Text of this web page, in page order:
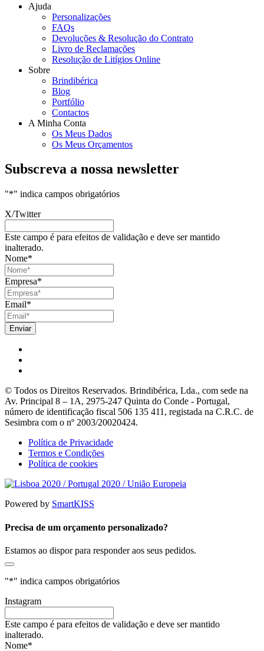
Ajuda
Personalizações
FAQs
Devoluções & Resolução do Contrato
Livro de Reclamações
Resolução de Litígios Online
Sobre
Brindibérica
Blog
Portfólio
Contactos
A Minha Conta
Os Meus Dados
Os Meus Orçamentos
Subscreva a nossa newsletter
"*" indica campos obrigatórios
X/Twitter
Este campo é para efeitos de validação e deve ser mantido
inalterado.
Nome*
Empresa*
Email*
© Todos os Direitos Reservados. Brindibérica, Lda., com sede na
Av. Principal 8 – 1A, 2975-247 Quinta do Conde - Portugal,
número de identificação fiscal 506 135 411, registada na C.R.C. de
Sesimbra com o nº 2003/20020424.
Política de Privacidade
Termos e Condições
Política de cookies
Powered by SmartKISS
Precisa de um orçamento personalizado?
Estamos ao dispor para responder aos seus pedidos.
"*" indica campos obrigatórios
Instagram
Este campo é para efeitos de validação e deve ser mantido
inalterado.
Nome*